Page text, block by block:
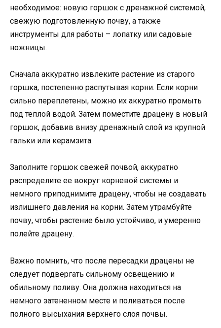
необходимое: новую горшок с дренажной системой,
свежую подготовленную почву, а также
инструменты для работы – лопатку или садовые
ножницы.
Сначала аккуратно извлеките растение из старого
горшка, постепенно распутывая корни. Если корни
сильно переплетены, можно их аккуратно промыть
под теплой водой. Затем поместите драцену в новый
горшок, добавив внизу дренажный слой из крупной
гальки или керамзита.
Заполните горшок свежей почвой, аккуратно
распределите ее вокруг корневой системы и
немного приподнимите драцену, чтобы не создавать
излишнего давления на корни. Затем утрамбуйте
почву, чтобы растение было устойчиво, и умеренно
полейте драцену.
Важно помнить, что после пересадки драцены не
следует подвергать сильному освещению и
обильному поливу. Она должна находиться на
немного затененном месте и поливаться после
полного высыхания верхнего слоя почвы.